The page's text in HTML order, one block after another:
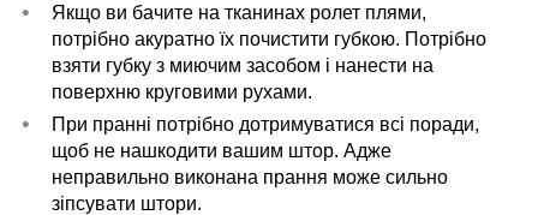
Якщо ви бачите на тканинах ролет плями,
потрібно акуратно їх почистити губкою. Потрібно
взяти губку з миючим засобом і нанести на
поверхню круговими рухами.
При пранні потрібно дотримуватися всі поради,
щоб не нашкодити вашим штор. Адже
неправильно виконана прання може сильно
зіпсувати штори.